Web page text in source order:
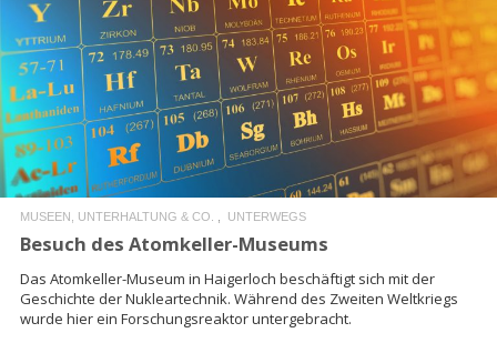
READ MORE
MUSEEN, UNTERHALTUNG & CO. UNTERWEGS
Besuch des Atomkeller-Museums
Das Atomkeller-Museum in Haigerloch beschäftigt sich mit der
Geschichte der Nukleartechnik. Während des Zweiten Weltkriegs
wurde hier ein Forschungsreaktor untergebracht.